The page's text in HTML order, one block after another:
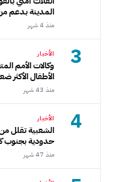
المدينة بدعم
منذ 4 شهر
3 الأخبار
وكالات الأمم
الأطفال الأكثر
منذ 43 شهر
4 الأخبار
الشعبية تقلل
حدودية بجنوب
منذ 47 شهر